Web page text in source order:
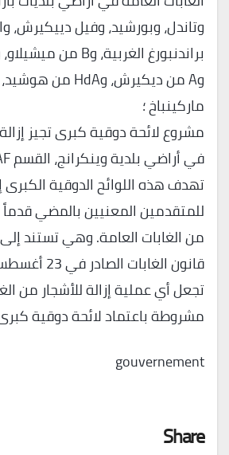
ماركينباخ ؛
مشروع لائحة دوقية كبرى تجيز
في أراضي بلدية وينكرانج، القسم AF من ستوكيم.
تهدف هذه اللوائح الدوقية
للمتقدمين المعنيين بالمضي قدماً
تجعل أي عملية إزالة للأشجار من
مشروطة باعتماد لائحة دوقية
gouvernement
Share